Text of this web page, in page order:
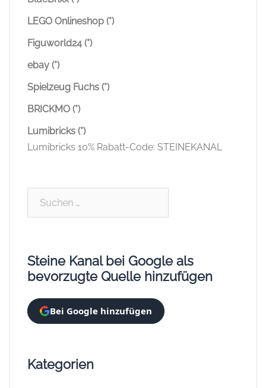
LEGO Onlineshop (*)
Figuworld24 (*)
ebay (*)
Spielzeug Fuchs (*)
BRICKMO (*)
Lumibricks (*)
Lumibricks 10% Rabatt-Code: STEINEKANAL
Steine Kanal bei Google als
bevorzugte Quelle hinzufügen
Bei Google hinzufügen
Kategorien